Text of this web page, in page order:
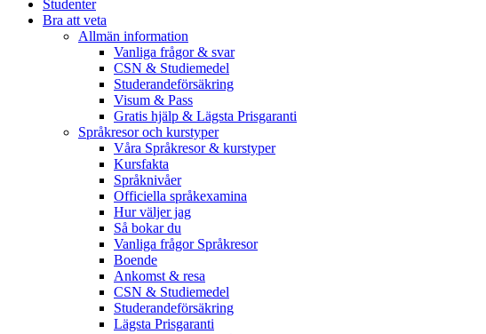
Studenter
Bra att veta
Allmän information
Vanliga frågor & svar
CSN & Studiemedel
Studerandeförsäkring
Visum & Pass
Gratis hjälp & Lägsta Prisgaranti
Språkresor och kurstyper
Våra Språkresor & kurstyper
Kursfakta
Språknivåer
Officiella språkexamina
Hur väljer jag
Så bokar du
Vanliga frågor Språkresor
Boende
Ankomst & resa
CSN & Studiemedel
Studerandeförsäkring
Lägsta Prisgaranti